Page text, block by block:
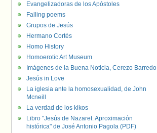
Evangelizadoras de los Apóstoles
Falling poems
Grupos de Jesús
Hermano Cortés
Homo History
Homoerotic Art Museum
Imágenes de la Buena Noticia, Cerezo Barredo
Jesús in Love
La iglesia ante la homosexualidad, de John
Mcneill
La verdad de los kikos
Libro "Jesús de Nazaret. Aproximación
histórica" de José Antonio Pagola (PDF)